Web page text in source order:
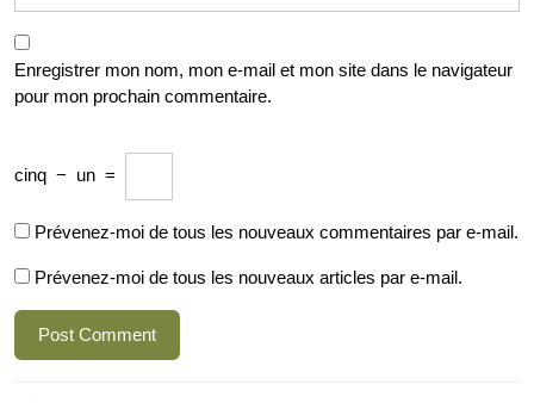
Enregistrer mon nom, mon e-mail et mon site dans le navigateur
pour mon prochain commentaire.
cinq − un =
Prévenez-moi de tous les nouveaux commentaires par e-mail.
Prévenez-moi de tous les nouveaux articles par e-mail.